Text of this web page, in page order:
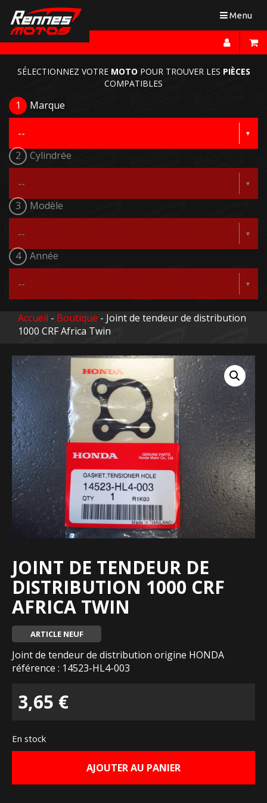
Toggle
Menu
SÉLECTIONNEZ VOTRE MOTO POUR TROUVER LES PIÈCES
COMPATIBLES
1 Marque
2 Cylindrée
3 Modèle
4 Année
Accueil - Boutique - Joint de tendeur de distribution
1000 CRF Africa Twin
JOINT DE TENDEUR DE
DISTRIBUTION 1000 CRF
AFRICA TWIN
ARTICLE NEUF
Joint de tendeur de distribution origine HONDA
référence : 14523-HL4-003
3,65 €
En stock
AJOUTER AU PANIER